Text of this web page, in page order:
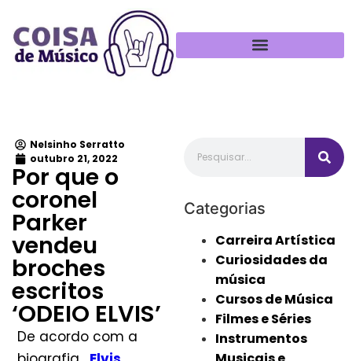
Nelsinho Serratto
outubro 21, 2022
Por que o
coronel
Parker
vendeu
broches
escritos
‘ODEIO ELVIS’
De acordo com a
Categorias
Carreira Artística
Curiosidades da
música
Cursos de Música
Filmes e Séries
Instrumentos